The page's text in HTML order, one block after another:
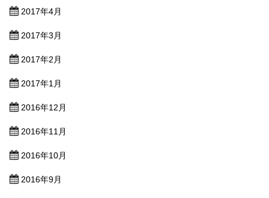
2017年4月
2017年3月
2017年2月
2017年1月
2016年12月
2016年11月
2016年10月
2016年9月